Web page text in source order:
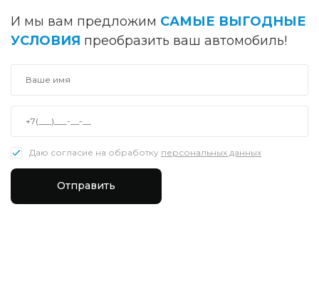
И мы вам предложим САМЫЕ ВЫГОДНЫЕ
УСЛОВИЯ преобразить ваш автомобиль!
Даю согласие на обработку персональных данных
Отправить